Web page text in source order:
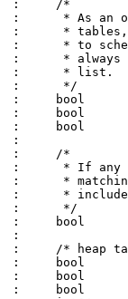
:     /*
:      * As an
:      *
:      * to
:      *
:      * list.
:      */
:     bool
:     bool
:     bool
:
:     /*
:      * If
:      *
:      *
:      */
:     bool
:
:     /* heap
:     bool
:     bool
:     bool